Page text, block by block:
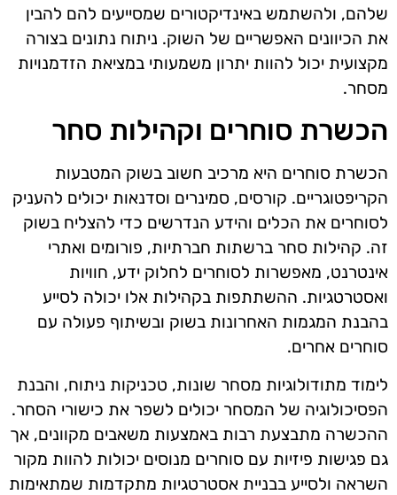
שלהם, ולהשתמש באינדיקטורים שמסייעים להם להבין
את הכיוונים האפשריים של השוק. ניתוח נתונים בצורה
מקצועית יכול להוות יתרון משמעותי במציאת הזדמנויות
מסחר.
הכשרת סוחרים וקהילות סחר
הכשרת סוחרים היא מרכיב חשוב בשוק המטבעות
הקריפטוגריים. קורסים, סמינרים וסדנאות יכולים להעניק
לסוחרים את הכלים והידע הנדרשים כדי להצליח בשוק
זה. קהילות סחר ברשתות חברתיות, פורומים ואתרי
אינטרנט, מאפשרות לסוחרים לחלוק ידע, חוויות
ואסטרטגיות. ההשתתפות בקהילות אלו יכולה לסייע
בהבנת המגמות האחרונות בשוק ובשיתוף פעולה עם
סוחרים אחרים.
לימוד מתודולוגיות מסחר שונות, טכניקות ניתוח, והבנת
הפסיכולוגיה של המסחר יכולים לשפר את כישורי הסחר.
ההכשרה מתבצעת רבות באמצעות משאבים מקוונים, אך
גם פגישות פיזיות עם סוחרים מנוסים יכולות להוות מקור
השראה ולסייע בבניית אסטרטגיות מתקדמות שמתאימות